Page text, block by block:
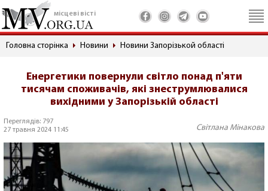
місцеві вісті
Головна сторінка Новини Новини Запорізькой області
Енергетики повернули світло понад п'яти
тисячам споживачів, які знеструмлювалися
вихідними у Запорізькій області
Переглядів: 797
27 травня 2024 11:45
Світлана Мінакова